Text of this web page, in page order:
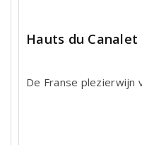
Hauts du
De Franse plezierwijn